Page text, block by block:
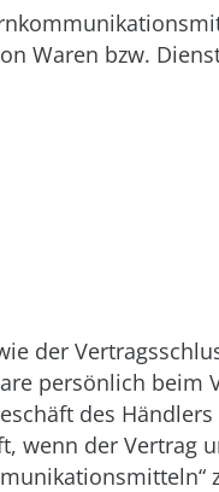
Waren bzw.
der
persönlich beim
des
wenn der Vertrag